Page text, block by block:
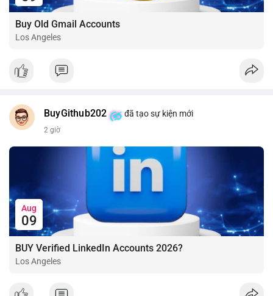
Buy Old Gmail Accounts
Los Angeles
BuyGithub202 đã tạo sự kiện mới
2 giờ
Aug
09
BUY Verified LinkedIn Accounts 2026?
Los Angeles